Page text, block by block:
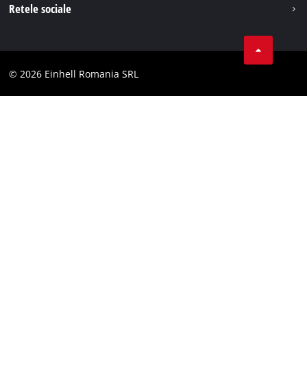
Einhell in lume
Declaratie de accesibilitate
Retele sociale
Facebook
© 2026 Einhell Romania SRL